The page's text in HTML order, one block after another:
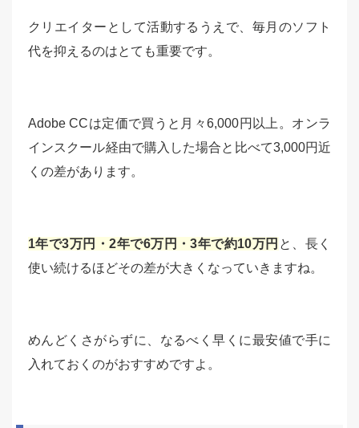
クリエイターとして活動するうえで、毎月のソフト
代を抑えるのはとても重要です。
Adobe CCは定価で買うと月々6,000円以上。オンラ
インスクール経由で購入した場合と比べて3,000円近
くの差があります。
1年で3万円・2年で6万円・3年で約10万円 と、長く
使い続けるほどその差が大きくなっていきますね。
めんどくさがらずに、なるべく早くに最安値で手に
入れておくのがおすすめですよ。